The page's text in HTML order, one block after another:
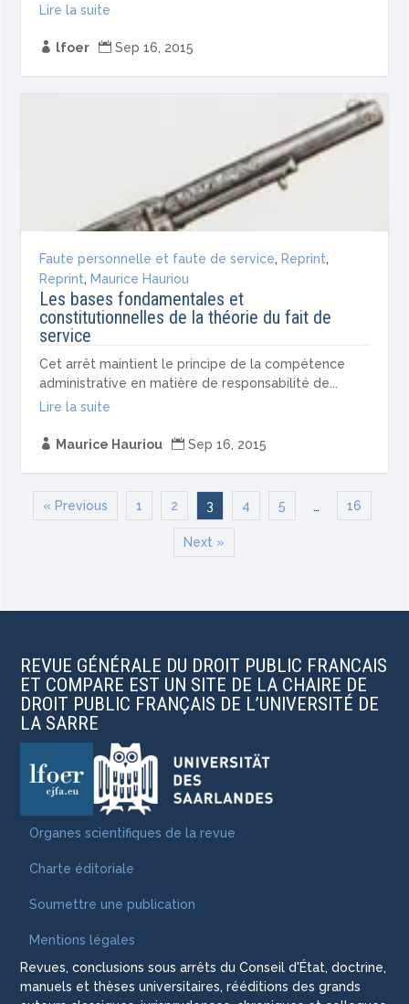
Lire la suite
 lfoer  Sep 16, 2015
Faute personnelle et faute de service, Reprint,
Reprint, Maurice Hauriou
Les bases fondamentales et
constitutionnelles de la théorie du fait de
service
Cet arrêt maintient le principe de la compétence
administrative en matière de responsabilité de...
Lire la suite
 Maurice Hauriou  Sep 16, 2015
« Previous 1 2 3 4 5 … 16
Next »
REVUE GÉNÉRALE DU DROIT PUBLIC FRANCAIS
ET COMPARE EST UN SITE DE LA CHAIRE DE
DROIT PUBLIC FRANÇAIS DE L’UNIVERSITÉ DE
LA SARRE
Organes scientifiques de la revue
Charte éditoriale
Soumettre une publication
Mentions légales
Revues, conclusions sous arrêts du Conseil d'État, doctrine,
manuels et thèses universitaires, rééditions des grands